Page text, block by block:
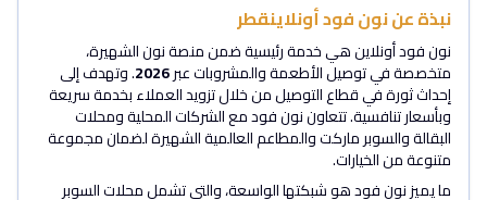
نبذة عن نون فود أونلاينقطر
نون فود أونلاين هي خدمة رئيسية ضمن منصة نون الشهيرة،
متخصصة في توصيل الأطعمة والمشروبات عبر2026. وتهدف إلى
إحداث ثورة في قطاع التوصيل من خلال تزويد العملاء بخدمة سريعة
وبأسعار تنافسية. تتعاون نون فود مع الشركات المحلية ومحلات
البقالة والسوبر ماركت والمطاعم العالمية الشهيرة لضمان مجموعة
متنوعة من الخيارات.
ما يميز نون فود هو شبكتها الواسعة، والتي تشمل محلات السوبر